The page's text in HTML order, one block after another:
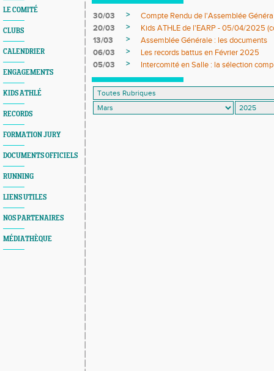
LE COMITÉ
CLUBS
CALENDRIER
ENGAGEMENTS
KIDS ATHLÉ
RECORDS
FORMATION JURY
DOCUMENTS OFFICIELS
RUNNING
LIENS UTILES
NOS PARTENAIRES
MÉDIATHÈQUE
30/03 >
Compte Rendu de l'Assemblée
20/03
>
Kids ATHLE de l'EARP - 05/04/2025
13/03
>
Assemblée Générale : les documents
06/03
>
Les records battus en Février 2025
05/03
> Intercomité en Salle : la sélection